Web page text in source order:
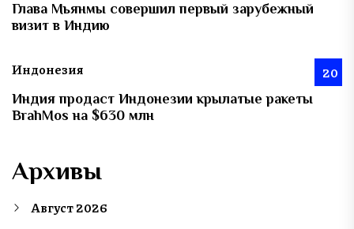
Глава Мьянмы совершил первый зарубежный
визит в Индию
Индонезия 20
Индия продаст Индонезии крылатые ракеты
BrahMos на $630 млн
Архивы
Август 2026